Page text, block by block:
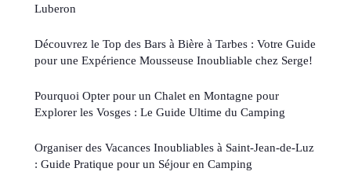
Luberon
Découvrez le Top des Bars à Bière à Tarbes : Votre Guide
pour une Expérience Mousseuse Inoubliable chez Serge!
Pourquoi Opter pour un Chalet en Montagne pour
Explorer les Vosges : Le Guide Ultime du Camping
Organiser des Vacances Inoubliables à Saint-Jean-de-Luz
: Guide Pratique pour un Séjour en Camping